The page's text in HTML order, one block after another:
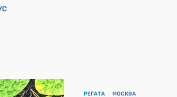
РЕГАТА МОСКВА